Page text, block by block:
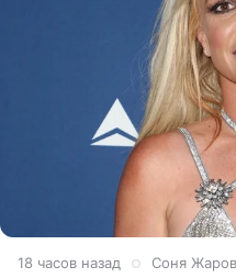
18 часов назад Соня